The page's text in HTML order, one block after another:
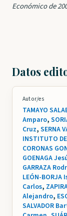
Económico de
Datos
Autor/es
TAMAYO
Amparo,
Cruz, SERNA
INSTITUTO
CORONAS
GOENAGA
GARRAZA
LEÓN-BORJA
Carlos,
Alejandro,
SALVADOR